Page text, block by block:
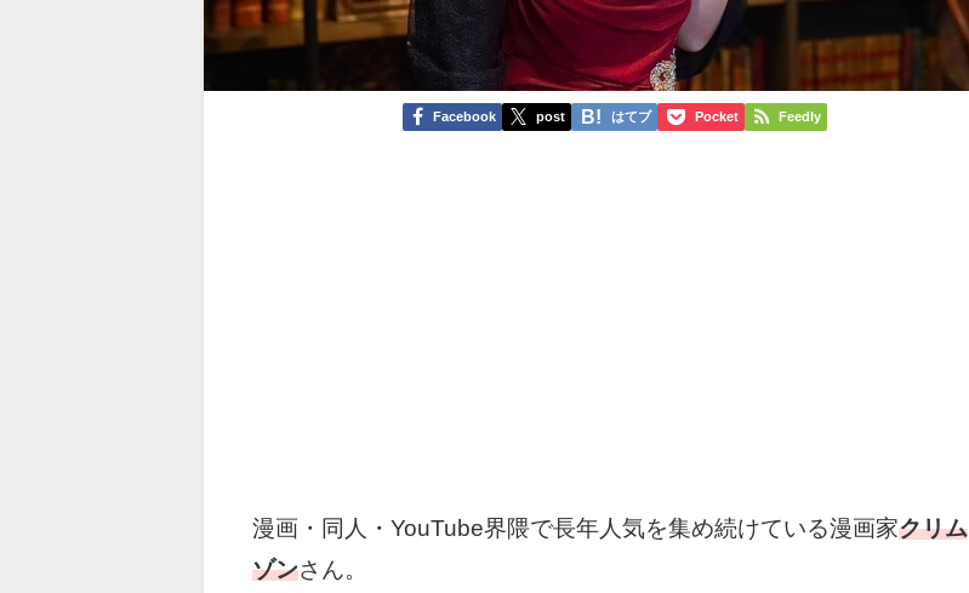
Facebook post はてブ Pocket Feedly
漫画・同人・YouTube界隈で長年人気を集め続けている漫画家クリム
ゾンさん。